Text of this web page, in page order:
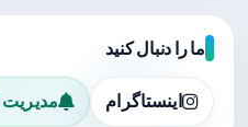
ما را دنبال کنید
اینستاگرام مدیریت